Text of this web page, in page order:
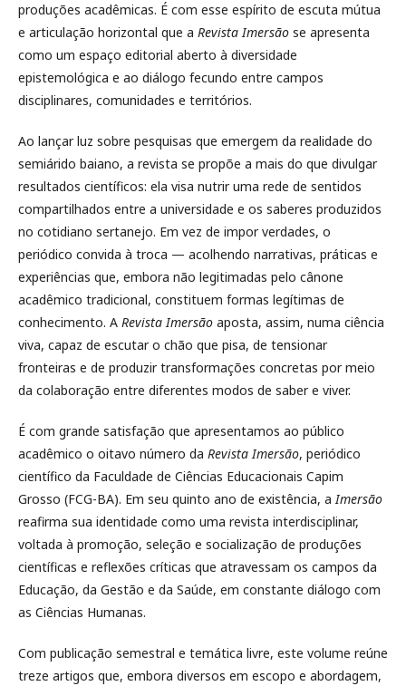
produções acadêmicas. É com esse espírito de escuta mútua
e articulação horizontal que a Revista Imersão se apresenta
como um espaço editorial aberto à diversidade
epistemológica e ao diálogo fecundo entre campos
disciplinares, comunidades e territórios.
Ao lançar luz sobre pesquisas que emergem da realidade do
semiárido baiano, a revista se propõe a mais do que divulgar
resultados científicos: ela visa nutrir uma rede de sentidos
compartilhados entre a universidade e os saberes produzidos
no cotidiano sertanejo. Em vez de impor verdades, o
periódico convida à troca — acolhendo narrativas, práticas e
experiências que, embora não legitimadas pelo cânone
acadêmico tradicional, constituem formas legítimas de
conhecimento. A Revista Imersão aposta, assim, numa ciência
viva, capaz de escutar o chão que pisa, de tensionar
fronteiras e de produzir transformações concretas por meio
da colaboração entre diferentes modos de saber e viver.
É com grande satisfação que apresentamos ao público
acadêmico o oitavo número da Revista Imersão, periódico
científico da Faculdade de Ciências Educacionais Capim
Grosso (FCG-BA). Em seu quinto ano de existência, aImersão
reafirma sua identidade como uma revista interdisciplinar,
voltada à promoção, seleção e socialização de produções
científicas e reflexões críticas que atravessam os campos da
Educação, da Gestão e da Saúde, em constante diálogo com
as Ciências Humanas.
Com publicação semestral e temática livre, este volume reúne
treze artigos que, embora diversos em escopo e abordagem,